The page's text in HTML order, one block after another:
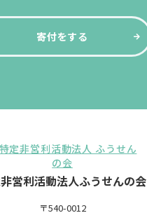
寄付をする
営利活動法人ふうせんの会
〒540-0012